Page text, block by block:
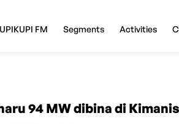
FM Segments Activities
94 MW dibina di